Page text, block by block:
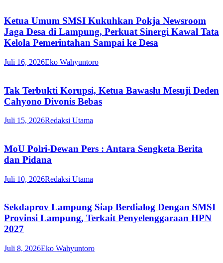
Ketua Umum SMSI Kukuhkan Pokja Newsroom
Jaga Desa di Lampung, Perkuat Sinergi Kawal Tata
Kelola Pemerintahan Sampai ke Desa
Juli 16, 2026Eko Wahyuntoro
Tak Terbukti Korupsi, Ketua Bawaslu Mesuji Deden
Cahyono Divonis Bebas
Juli 15, 2026Redaksi Utama
MoU Polri-Dewan Pers : Antara Sengketa Berita
dan Pidana
Juli 10, 2026Redaksi Utama
Sekdaprov Lampung Siap Berdialog Dengan SMSI
Provinsi Lampung, Terkait Penyelenggaraan HPN
2027
Juli 8, 2026Eko Wahyuntoro